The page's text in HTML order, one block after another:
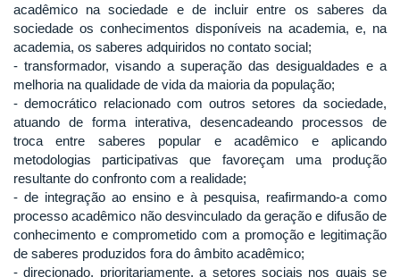
acadêmico na sociedade e de incluir entre os saberes da
sociedade os conhecimentos disponíveis na academia, e, na
academia, os saberes adquiridos no contato social;
- transformador, visando a superação das desigualdades e a
melhoria na qualidade de vida da maioria da população;
- democrático relacionado com outros setores da sociedade,
atuando de forma interativa, desencadeando processos de
troca entre saberes popular e acadêmico e aplicando
metodologias participativas que favoreçam uma produção
resultante do confronto com a realidade;
- de integração ao ensino e à pesquisa, reafirmando-a como
processo acadêmico não desvinculado da geração e difusão de
conhecimento e comprometido com a promoção e legitimação
de saberes produzidos fora do âmbito acadêmico;
- direcionado, prioritariamente, a setores sociais nos quais se